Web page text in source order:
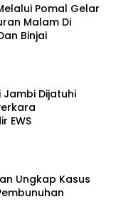
Pomal Gelar
Malam Di
Binjai
Jambi Dijatuhi
EWS
Ungkap Kasus